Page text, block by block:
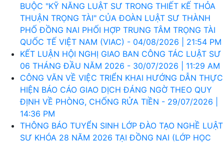
BUỘC "KỸ NĂNG LUẬT SƯ TRONG THIẾT KẾ THỎA
THUẬN TRỌNG TÀI" CỦA ĐOÀN LUẬT SƯ THÀNH
PHỐ ĐỒNG NAI PHỐI HỢP TRUNG TÂM TRỌNG TÀI
QUỐC TẾ VIỆT NAM (VIAC) - 04/08/2026 | 21:54 PM
KẾT LUẬN HỘI NGHỊ GIAO BAN CÔNG TÁC LUẬT SƯ
06 THÁNG ĐẦU NĂM 2026 - 30/07/2026 | 11:29 AM
CÔNG VĂN VỀ VIỆC TRIỂN KHAI HƯỚNG DẪN THỰC
HIỆN BÁO CÁO GIAO DỊCH ĐÁNG NGỜ THEO QUY
ĐỊNH VỀ PHÒNG, CHỐNG RỬA TIỀN - 29/07/2026 |
14:36 PM
THÔNG BÁO TUYỂN SINH LỚP ĐÀO TẠO NGHỀ LUẬT
SƯ KHÓA 28 NĂM 2026 TẠI ĐỒNG NAI (LỚP HỌC